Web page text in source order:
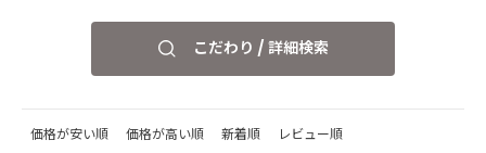
こだわり / 詳細検索
価格が安い順 価格が高い順 新着順 レビュー順